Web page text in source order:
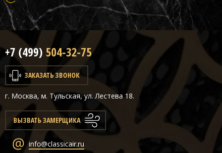
+7 (499) 504-32-75
ЗАКАЗАТЬ ЗВОНОК
г. Москва, м. Тульская, ул. Лестева 18.
ВЫЗВАТЬ ЗАМЕРЩИКА
info@classicair.ru